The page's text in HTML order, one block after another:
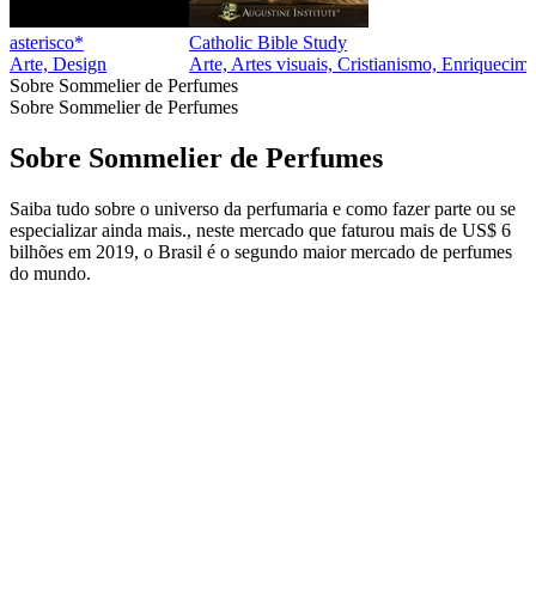
asterisco*
Arte, Design
Catholic Bible Study
Arte, Artes visuais, Cristianismo,
Sobre Sommelier de Perfumes
Sobre Sommelier de Perfumes
Sobre Sommelier de Perfumes
Saiba tudo sobre o universo da perfumaria e como fazer parte ou se
especializar ainda mais., neste mercado que faturou mais de US$ 6
bilhões em 2019, o Brasil é o segundo maior mercado de perfumes
do mundo.